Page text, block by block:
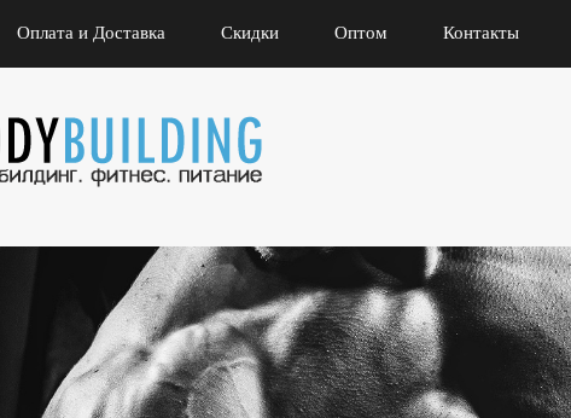
Оплата и Доставка Скидки Оптом Контакты